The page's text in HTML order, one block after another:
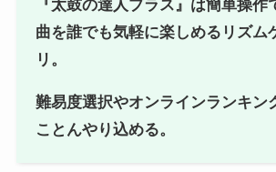
『太鼓の達人プラス』は簡単操作
曲を誰でも気軽に楽しめるリズム
リ。
難易度選択やオンラインランキン
ことんやり込める。